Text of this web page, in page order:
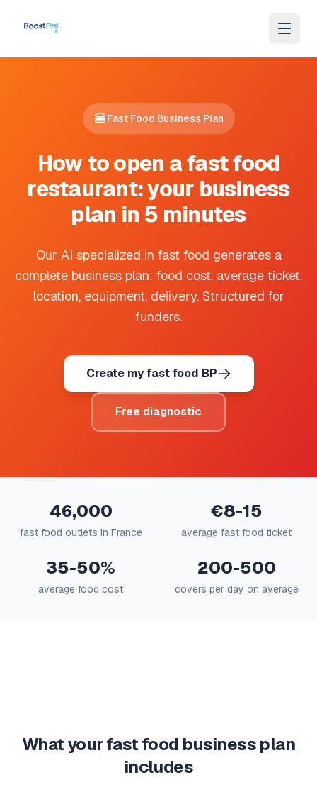
🍔Fast Food Business Plan
How to open a fast food
restaurant: your business
plan in 5 minutes
Our AI specialized in fast food generates a
complete business plan: food cost, average ticket,
location, equipment, delivery. Structured for
funders.
Create my fast food BP
Free diagnostic
46,000
fast food outlets in France
€8-15
average fast food ticket
35-50%
average food cost
200-500
covers per day on average
What your fast food business plan
includes